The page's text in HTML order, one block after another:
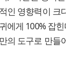
인 영향력이 크
에게 100% 잡
의 도구로 만들